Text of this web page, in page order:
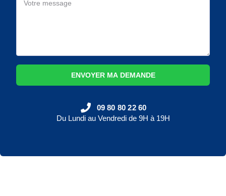
ENVOYER MA DEMANDE
09 80 80 22 60
Du Lundi au Vendredi de 9H à 19H